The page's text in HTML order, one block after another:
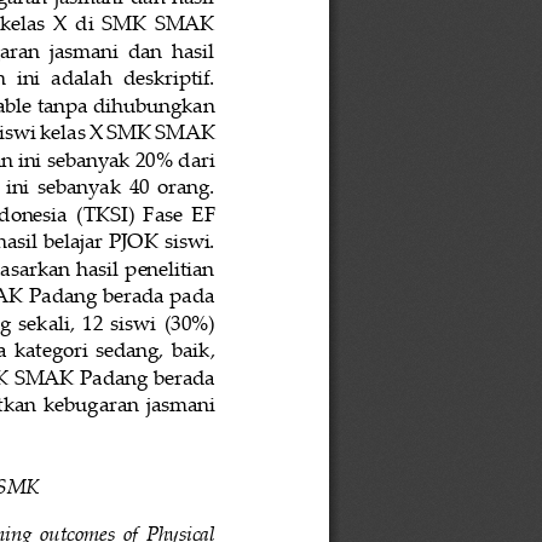
X  di  SMK  SMAK
jasmani  dan  hasil
ini  adalah  deskriptif.
tanpa dihubungkan
kelas X SMK SMAK
ini sebanyak 20% dari
sebanyak  40  orang.
(TKSI) Fase  EF
belajar PJOK siswi.
hasil  penelitian
Padang berada pada
sekali,  12  siswi  (30%)
kategori  sedang,  baik,
SMAK Padang berada
kebugaran  jasmani
outcomes  of  Physical